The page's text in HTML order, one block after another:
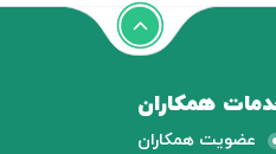
همکاران
عضویت همکاران